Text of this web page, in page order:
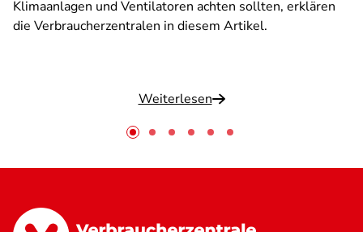
Klimaanlagen und Ventilatoren achten sollten, erklären
die Verbraucherzentralen in diesem Artikel.
Weiterlesen